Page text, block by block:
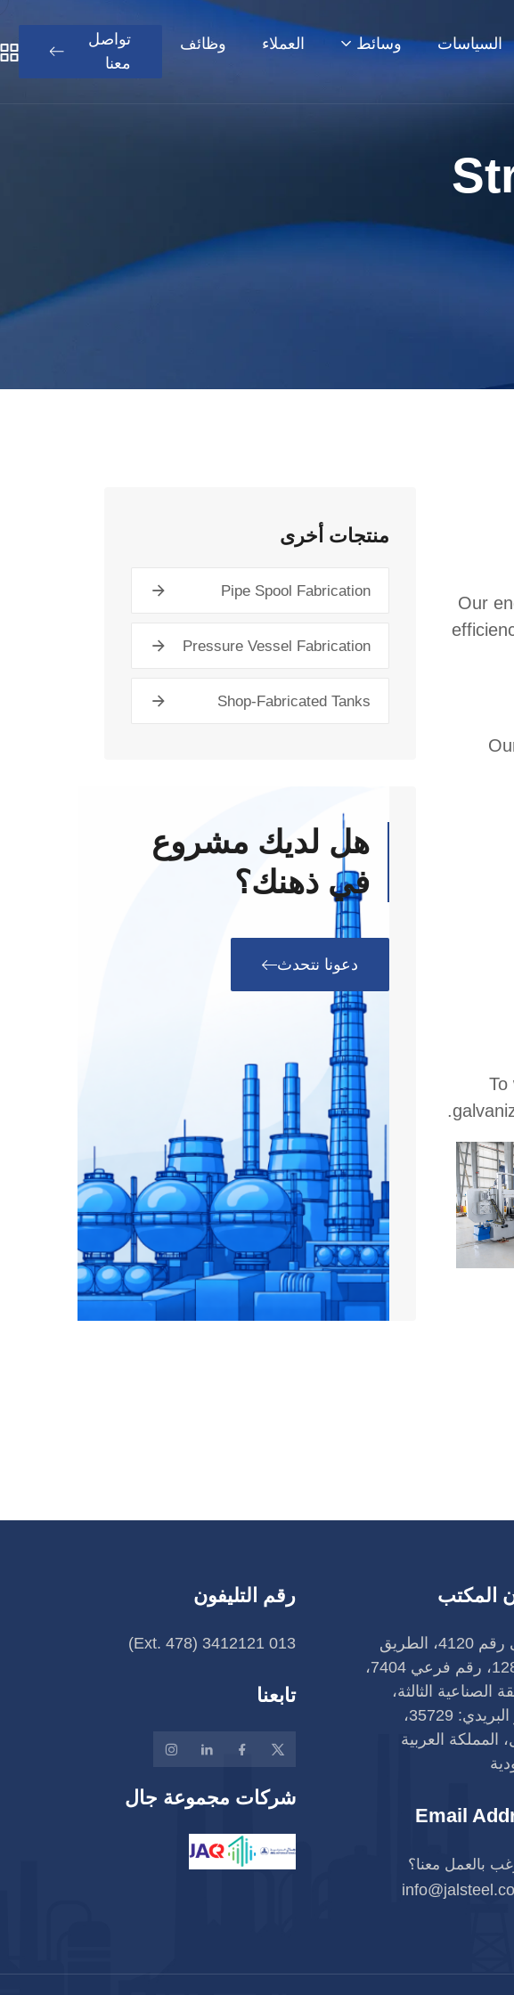
السياسات وسائط العملاء وظائف
تواصل
معنا
Our
To
منتجات أخرى
Pipe Spool Fabrication
Pressure Vessel Fabrication
Shop-Fabricated Tanks
هل لديك مشروع
في ذهنك؟
دعونا نتحدث
المكتب
المبنى رقم 4120، الطريق
رقم 128، رقم فرعي 7404،
الصناعية الثالثة،
الرمز البريدي: 35729،
المملكة العربية
Email
بالعمل معنا؟
رقم التليفون
013 3412121 (Ext. 478)
تابعنا
شركات مجموعة جال